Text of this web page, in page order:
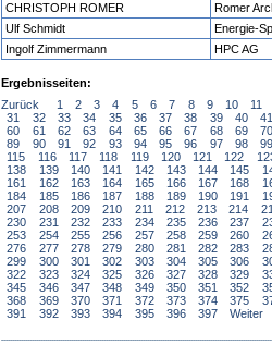
CHRISTOPH ROMER
Romer
Ulf Schmidt
Energie-
Ingolf Zimmermann
HPC AG
Ergebnisseiten:
Zurück
1 2 3 4 5 6 7 8 9 10 11
31
32 33 34 35 36 37 38 39 40 41
60
61 62 63 64 65 66 67 68 69 70
89
90 91 92 93 94 95 96 97 98 99
115
116 117 118 119 120 121 122
138
139 140 141 142 143 144 145
161
162 163 164 165 166 167 168
184
185 186 187 188 189 190 191
207
208 209 210 211 212 213 214
230
231 232 233 234 235 236 237
253
254 255 256 257 258 259 260
276
277 278 279 280 281 282 283
299
300 301 302 303 304 305 306
322
323 324 325 326 327 328 329
345
346 347 348 349 350 351 352
368
369 370 371 372 373 374 375
391
392 393 394 395 396 397 Weiter